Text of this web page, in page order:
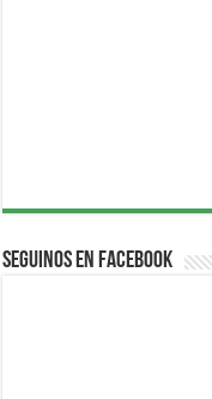
Seguinos en Facebook